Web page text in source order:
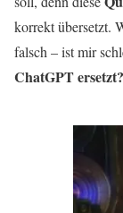
korrekt übersetzt.
falsch – ist mir
ChatGPT ersetzt?